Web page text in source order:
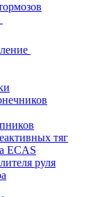
тяг
ECAS
руля